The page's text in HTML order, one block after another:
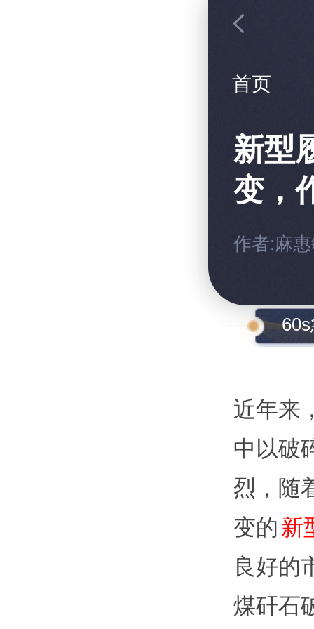
首页
新型
变，
作者:麻
近年来
中以破
烈，随
变的 新
良好的
煤矸石